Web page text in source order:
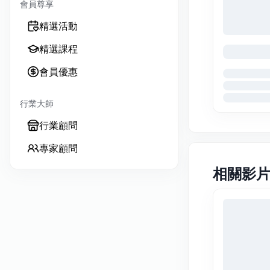
會員尊享
精選活動
精選課程
會員優惠
行業大師
行業顧問
專家顧問
相關影片